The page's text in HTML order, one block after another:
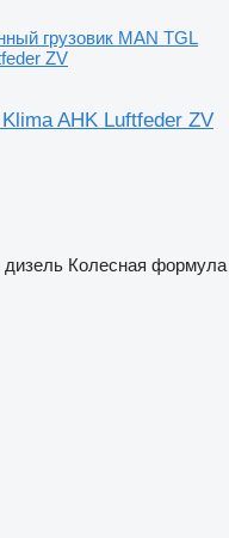
грузовик MAN TGL
ZV
AHK Luftfeder ZV
дизель Колесная формула